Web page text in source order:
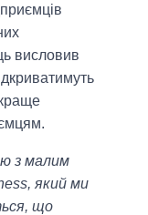
висловив
з малим
який ми
що